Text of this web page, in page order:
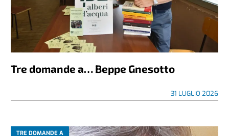
Tre domande a… Beppe Gnesotto
31 LUGLIO 2026
TRE DOMANDE A